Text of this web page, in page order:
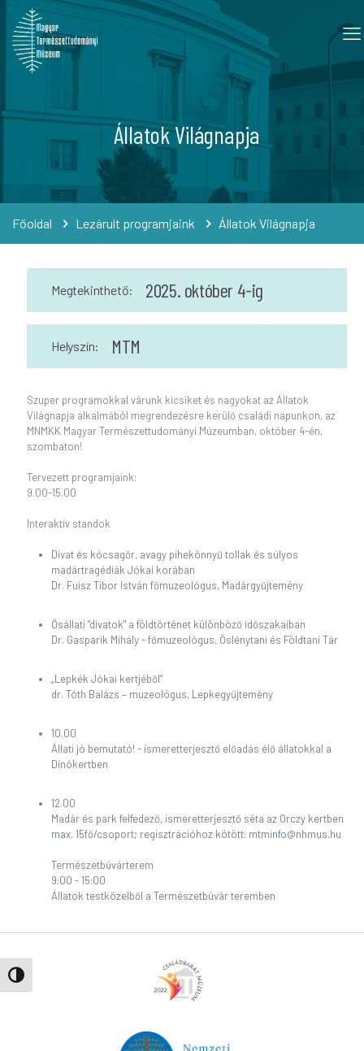
Nagy kontraszt váltása
Állatok Világnapja
Főoldal Lezárult programjaink Állatok Világnapja
Megtekinthető: 2025. október 4-ig
Helyszín: MTM
Szuper programokkal várunk kicsiket és nagyokat az Állatok
Világnapja alkalmából megrendezésre kerülő családi napunkon, az
MNMKK Magyar Természettudományi Múzeumban, október 4-én,
szombaton!
Tervezett programjaink:
9.00-15.00
Interaktív standok
Divat és kócsagőr, avagy pihekönnyű tollak és súlyos
madártragédiák Jókai korában
Dr. Fuisz Tibor István főmuzeológus, Madárgyűjtemény
Ősállati "divatok" a földtörténet különböző időszakaiban
Dr. Gasparik Mihály - főmuzeológus, Őslénytani és Földtani Tár
„Lepkék Jókai kertjéből”
dr. Tóth Balázs – muzeológus, Lepkegyűjtemény
10.00
Állati jó bemutató! - ismeretterjesztő előadás élő állatokkal a
Dínókertben
12.00
Madár és park felfedező, ismeretterjesztő séta az Orczy kertben
max. 15fő/csoport; regisztrációhoz kötött: mtminfo@nhmus.hu
Természetbúvárterem
9:00 - 15:00
Állatok testközelből a Természetbúvár teremben